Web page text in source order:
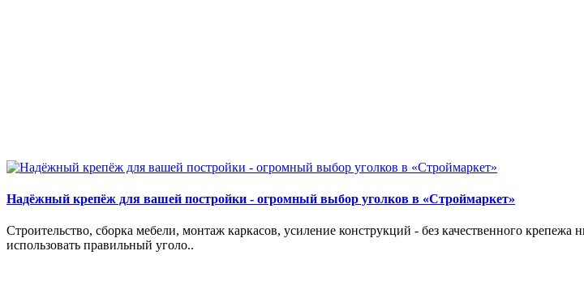
Надёжный крепёж для вашей постройки - огромный выбор уголков в «Строймаркет»
Строительство, сборка мебели, монтаж каркасов, усиление конструкций - без качественного
использовать правильный уголо..